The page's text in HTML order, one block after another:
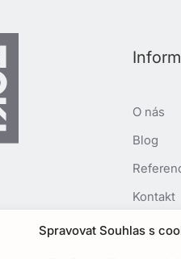
Spravovat Souhlas s
O nás
Blog
Kontakt